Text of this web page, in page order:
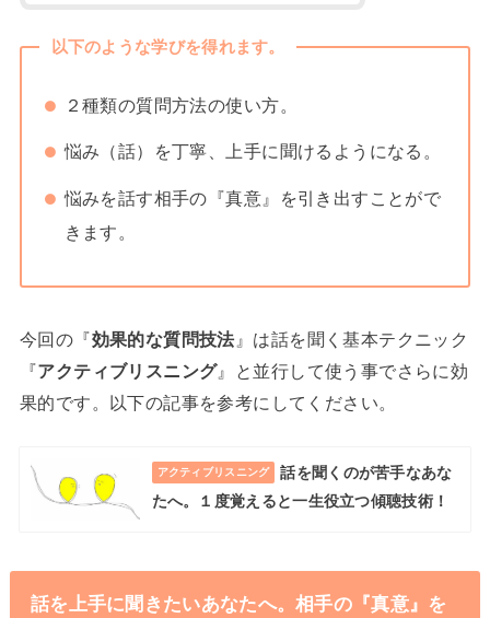
以下のような学びを得れます。
２種類の質問方法の使い方。
悩み（話）を丁寧、上手に聞けるようになる。
悩みを話す相手の『真意』を引き出すことがで
きます。
今回の『効果的な質問技法』は話を聞く基本テクニック
『アクティブリスニング』と並行して使う事でさらに効
果的です。以下の記事を参考にしてください。
アクティブリスニング
話を聞くのが苦手なあな
たへ。１度覚えると一生役立つ傾聴技術！
話を上手に聞きたいあなたへ。相手の『真意』を